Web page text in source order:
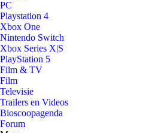
PC
Playstation 4
Xbox One
Nintendo Switch
Xbox Series X|S
PlayStation 5
Film & TV
Film
Televisie
Trailers en Videos
Bioscoopagenda
Forum